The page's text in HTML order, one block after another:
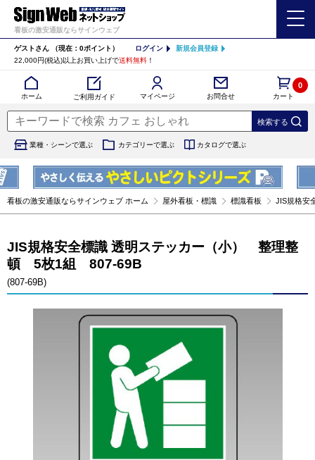
看板の激安通販ならサインウェブ
ゲストさん （現在：0ポイント） ログイン
新規会員登録
22,000円(税込)以上お買い上げで送料無料 ！
ホーム ご利用ガイド マイページ お問合せ カート
0
業種・シーンで選ぶ カテゴリーで選ぶ カタログで選ぶ
看板の激安通販ならサインウェブ ホーム 屋外看板・標識 標識看板 JIS規格安
JIS規格安全標識 透明ステッカー（小） 整理整
頓 5枚1組 807-69B
(807-69B)